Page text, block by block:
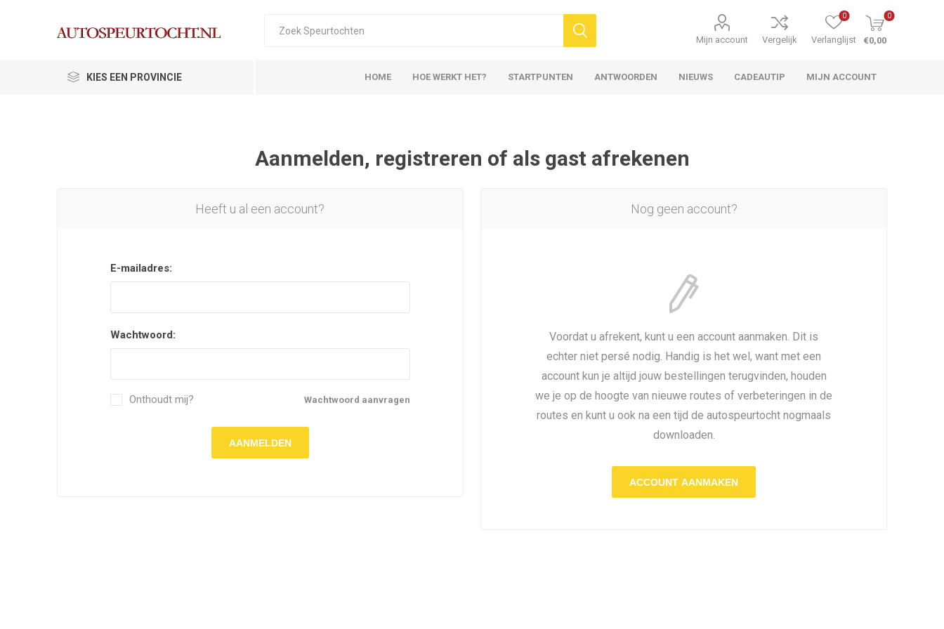
Mijn account Vergelijk Verlanglijst
0 0
€0,00
KIES EEN PROVINCIE HOME HOE WERKT HET? STARTPUNTEN ANTWOORDEN NIEUWS CADEAUTIP MIJN ACCOUNT
Aanmelden, registreren of als gast afrekenen
Nog geen account?
Voordat u afrekent, kunt u een account aanmaken. Dit is
echter niet persé nodig. Handig is het wel, want met een
account kun je altijd jouw bestellingen terugvinden, houden
we je op de hoogte van nieuwe routes of verbeteringen in de
routes en kunt u ook na een tijd de autospeurtocht nogmaals
downloaden.
ACCOUNT AANMAKEN
Heeft u al een account?
E-mailadres:
Wachtwoord:
Wachtwoord aanvragen
Onthoudt mij?
AANMELDEN